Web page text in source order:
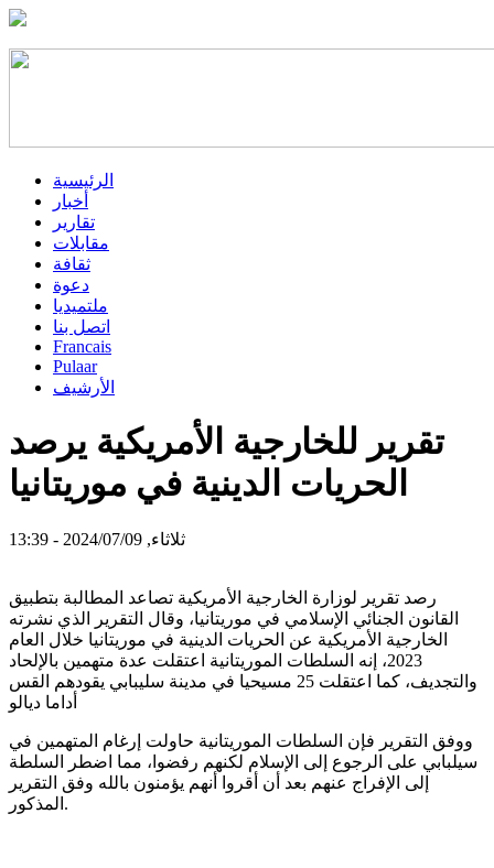
الرئيسية
أخبار
تقارير
مقابلات
ثقافة
دعوة
ملتميديا
اتصل بنا
Francais
Pulaar
الأرشيف
تقرير للخارجية الأمريكية يرصد
الحريات الدينية في موريتانيا
ثلاثاء, 2024/07/09 - 13:39
رصد تقرير لوزارة الخارجية الأمريكية تصاعد المطالبة بتطبيق
القانون الجنائي الإسلامي في موريتانيا، وقال التقرير الذي نشرته
الخارجية الأمريكية عن الحريات الدينية في موريتانيا خلال العام
2023، إنه السلطات الموريتانية اعتقلت عدة متهمين بالإلحاد
والتجديف، كما اعتقلت 25 مسيحيا في مدينة سليبابي يقودهم القس
أداما ديالو
ووفق التقرير فإن السلطات الموريتانية حاولت إرغام المتهمين في
سيلبابي على الرجوع إلى الإسلام لكنهم رفضوا، مما اضطر السلطة
إلى الإفراج عنهم بعد أن أقروا أنهم يؤمنون بالله وفق التقرير
المذكور.